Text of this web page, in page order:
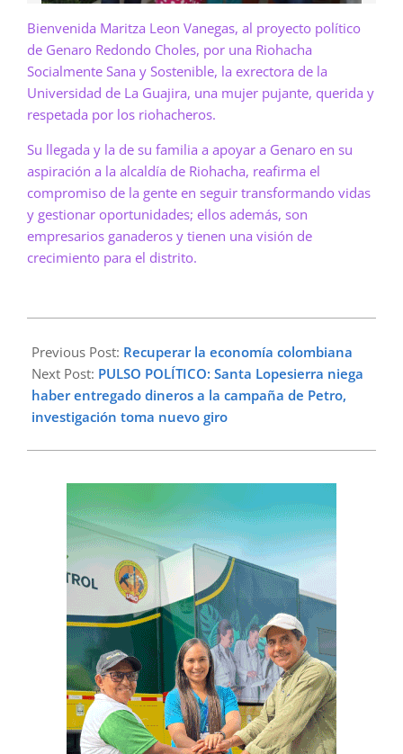
Bienvenida Maritza Leon Vanegas, al proyecto político
de Genaro Redondo Choles, por una Riohacha
Socialmente Sana y Sostenible, la exrectora de la
Universidad de La Guajira, una mujer pujante, querida y
respetada por los riohacheros.
Su llegada y la de su familia a apoyar a Genaro en su
aspiración a la alcaldía de Riohacha, reafirma el
compromiso de la gente en seguir transformando vidas
y gestionar oportunidades; ellos además, son
empresarios ganaderos y tienen una visión de
crecimiento para el distrito.
10-
18
Previous Post: Recuperar la economía colombiana
Next Post: PULSO POLÍTICO: Santa Lopesierra niega
haber entregado dineros a la campaña de Petro,
investigación toma nuevo giro